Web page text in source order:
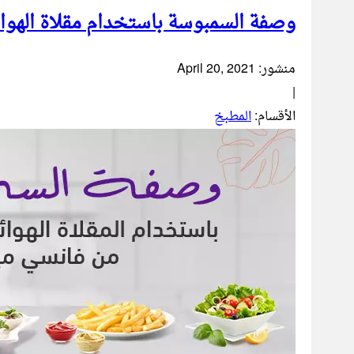
وصفة السمبوسة باستخدام مقلاة الهواء 5.5 لتر من فانسي
منشور: April 20, 2021
|
الأقسام:المطبخ